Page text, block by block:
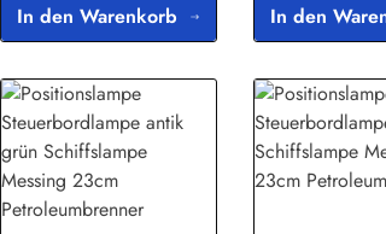
In den Warenkorb In den